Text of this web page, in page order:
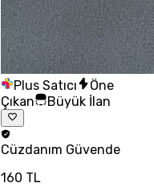
Plus Satıcı
Öne
Çıkan
Büyük İlan
Cüzdanım Güvende
160 TL